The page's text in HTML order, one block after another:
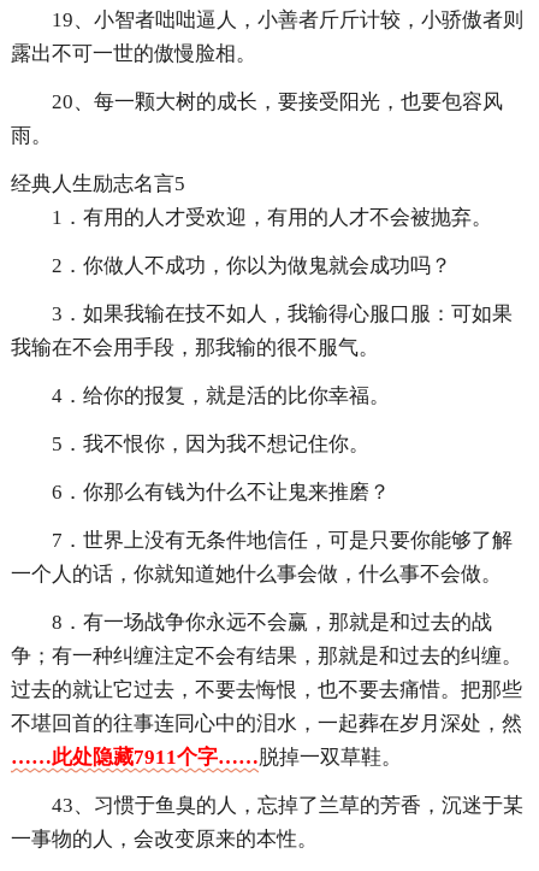
19、小智者咄咄逼人，小善者斤斤计较，小骄傲者则
露出不可一世的傲慢脸相。
20、每一颗大树的成长，要接受阳光，也要包容风
雨。
经典人生励志名言5
1．有用的人才受欢迎，有用的人才不会被抛弃。
2．你做人不成功，你以为做鬼就会成功吗？
3．如果我输在技不如人，我输得心服口服：可如果
我输在不会用手段，那我输的很不服气。
4．给你的报复，就是活的比你幸福。
5．我不恨你，因为我不想记住你。
6．你那么有钱为什么不让鬼来推磨？
7．世界上没有无条件地信任，可是只要你能够了解
一个人的话，你就知道她什么事会做，什么事不会做。
8．有一场战争你永远不会赢，那就是和过去的战
争；有一种纠缠注定不会有结果，那就是和过去的纠缠。
过去的就让它过去，不要去悔恨，也不要去痛惜。把那些
不堪回首的往事连同心中的泪水，一起葬在岁月深处，然
……此处隐藏7911个字……脱掉一双草鞋。
43、习惯于鱼臭的人，忘掉了兰草的芳香，沉迷于某
一事物的人，会改变原来的本性。